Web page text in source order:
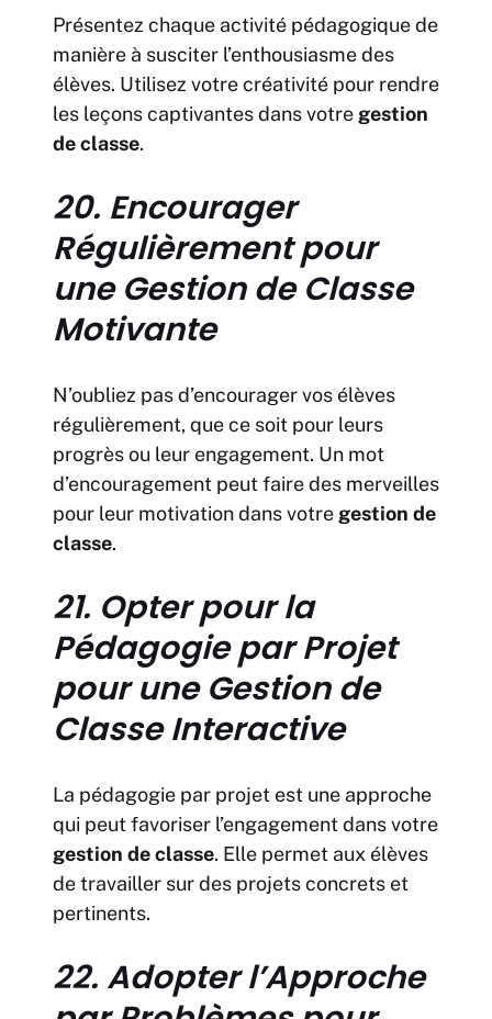
Présentez chaque activité pédagogique de
manière à susciter l’enthousiasme des
élèves. Utilisez votre créativité pour rendre
les leçons captivantes dans votre gestion
de classe.
20. Encourager
Régulièrement pour
une Gestion de Classe
Motivante
N’oubliez pas d’encourager vos élèves
régulièrement, que ce soit pour leurs
progrès ou leur engagement. Un mot
d’encouragement peut faire des merveilles
pour leur motivation dans votre gestion de
classe.
21. Opter pour la
Pédagogie par Projet
pour une Gestion de
Classe Interactive
La pédagogie par projet est une approche
qui peut favoriser l’engagement dans votre
gestion de classe. Elle permet aux élèves
de travailler sur des projets concrets et
pertinents.
22. Adopter l’Approche